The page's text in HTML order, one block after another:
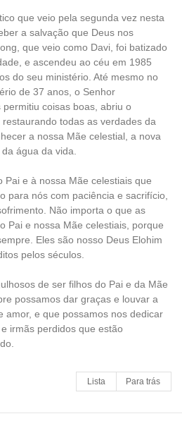
que veio pela segunda vez nesta
a salvação que Deus nos
que veio como Davi, foi batizado
e ascendeu ao céu em 1985
do seu ministério. Até mesmo no
de 37 anos, o Senhor
coisas boas, abriu o
todas as verdades da
a nossa Mãe celestial, a nova
água da vida.
Pai e à nossa Mãe celestiais que
para nós com paciência e sacrifício,
Não importa o que as
Pai e nossa Mãe celestiais, porque
Eles são nosso Deus Elohim
pelos séculos.
de ser filhos do Pai e da Mãe
possamos dar graças e louvar a
amor, e que possamos nos dedicar
irmãs perdidos que estão
Lista Para trás